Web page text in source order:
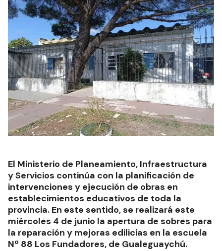
El Ministerio de Planeamiento, Infraestructura
y Servicios continúa con la planificación de
intervenciones y ejecución de obras en
establecimientos educativos de toda la
provincia. En este sentido, se realizará este
miércoles 4 de junio la apertura de sobres para
la reparación y mejoras edilicias en la escuela
Nº 88 Los Fundadores, de Gualeguaychú.